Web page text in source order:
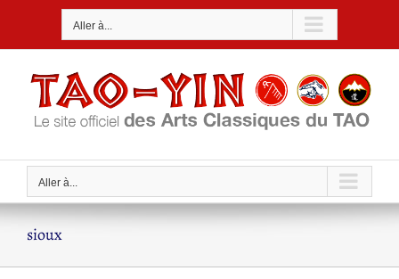
Aller à...
Aller à...
sioux